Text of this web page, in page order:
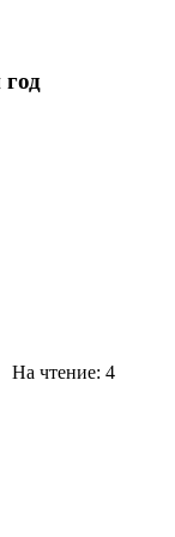
На чтение: 4